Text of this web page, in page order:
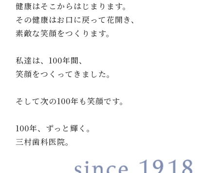
健康はそこからはじまります。
その健康はお口に戻って花開き、
素敵な笑顔をつくります。
私達は、 100年間、
笑顔をつくってきました。
そして次の100年も笑顔です。
100年、ずっと輝く。
三村歯科医院。